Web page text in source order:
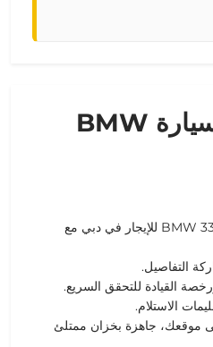
عملية استئجار سيارة BMW
كتالوجنا واختر BMW 330i للإيجار في دبي مع
التفاصيل.
القيادة للتحقق السريع.
الاستلام.
موقعك، جاهزة بخزان ممتلئ